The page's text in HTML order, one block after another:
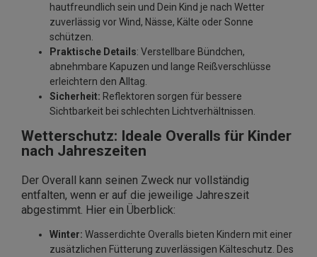
hautfreundlich sein und Dein Kind je nach Wetter
zuverlässig vor Wind, Nässe, Kälte oder Sonne
schützen.
Praktische Details: Verstellbare Bündchen,
abnehmbare Kapuzen und lange Reißverschlüsse
erleichtern den Alltag.
Sicherheit: Reflektoren sorgen für bessere
Sichtbarkeit bei schlechten Lichtverhältnissen.
Wetterschutz: Ideale Overalls für Kinder
nach Jahreszeiten
Der Overall kann seinen Zweck nur vollständig
entfalten, wenn er auf die jeweilige Jahreszeit
abgestimmt. Hier ein Überblick:
Winter: Wasserdichte Overalls bieten Kindern mit einer
zusätzlichen Fütterung zuverlässigen Kälteschutz. Des